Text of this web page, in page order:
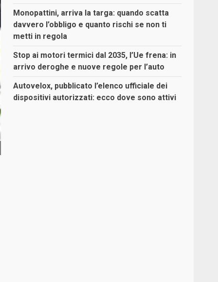
Monopattini, arriva la targa: quando scatta
davvero l’obbligo e quanto rischi se non ti
metti in regola
Stop ai motori termici dal 2035, l’Ue frena: in
arrivo deroghe e nuove regole per l’auto
Autovelox, pubblicato l’elenco ufficiale dei
dispositivi autorizzati: ecco dove sono attivi